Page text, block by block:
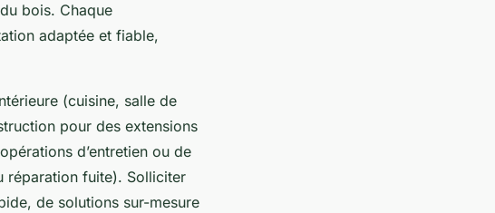
bois. Chaque
adaptée et fiable,
(cuisine, salle de
pour des extensions
d’entretien ou de
réparation fuite). Solliciter
de solutions sur-mesure